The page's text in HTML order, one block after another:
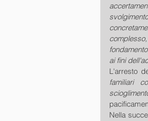
ai fini
L'arresto
familiari
Nella